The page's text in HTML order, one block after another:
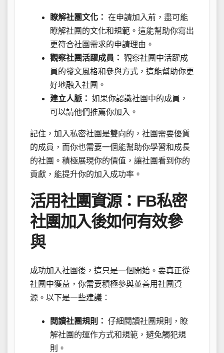
瞭解社團文化： 在申請加入前，盡可能
瞭解社團的文化和規範。這能幫助你寫出
更符合社團需求的申請理由。
觀察社團活躍成員： 觀察社團中活躍成
員的發文風格和參與方式，這能幫助你更
好地融入社團。
建立人脈： 如果你認識社團中的成員，
可以請他們推薦你加入。
記住，加入私密社團是雙向的，社團需要優質
的成員，而你也需要一個能幫助你學習和成長
的社團。積極展現你的價值，讓社團看到你的
貢獻，能提升你的加入成功率。
活用社團資源：FB私密
社團加入後如何有效參
與
成功加入社團後，這只是一個開始。要真正從
社團中獲益，你需要積極參與並善用社團資
源。以下是一些建議：
閱讀社團規則： 仔細閱讀社團規則，瞭
解社團的運作方式和規範，避免觸犯規
則。